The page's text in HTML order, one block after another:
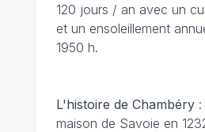
120 jours / an avec un
et un ensoleillement
1950 h.
L'histoire de Chambéry:
maison de Savoie en